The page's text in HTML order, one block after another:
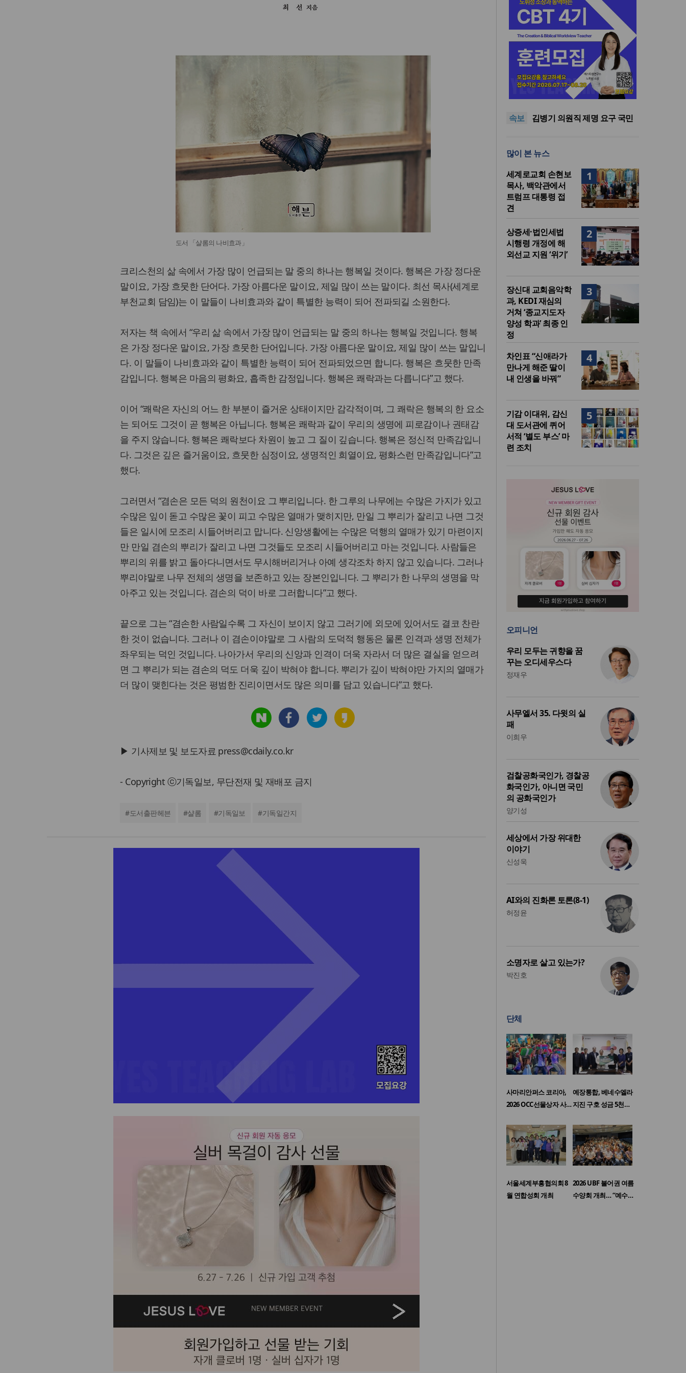
도서 「샬롬의 나비효과」
크리스천의 삶 속에서 가장 많이 언급되는 말 중의 하나는 행복일 것이다. 행복은 가장 정다운
말이요, 가장 흐뭇한 단어다. 가장 아름다운 말이요, 제일 많이 쓰는 말이다. 최선 목사(세계로
부천교회 담임)는 이 말들이 나비효과와 같이 특별한 능력이 되어 전파되길 소원한다.
저자는 책 속에서 “우리 삶 속에서 가장 많이 언급되는 말 중의 하나는 행복일 것입니다. 행복
은 가장 정다운 말이요, 가장 흐뭇한 단어입니다. 가장 아름다운 말이요, 제일 많이 쓰는 말입니
다. 이 말들이 나비효과와 같이 특별한 능력이 되어 전파되었으면 합니다. 행복은 흐뭇한 만족
감입니다. 행복은 마음의 평화요, 흡족한 감정입니다. 행복은 쾌락과는 다릅니다”고 했다.
이어 “쾌락은 자신의 어느 한 부분이 즐거운 상태이지만 감각적이며, 그 쾌락은 행복의 한 요소
는 되어도 그것이 곧 행복은 아닙니다. 행복은 쾌락과 같이 우리의 생명에 피로감이나 권태감
을 주지 않습니다. 행복은 쾌락보다 차원이 높고 그 질이 깊습니다. 행복은 정신적 만족감입니
다. 그것은 깊은 즐거움이요, 흐뭇한 심정이요, 생명적인 희열이요, 평화스런 만족감입니다”고
했다.
그러면서 “겸손은 모든 덕의 원천이요 그 뿌리입니다. 한 그루의 나무에는 수많은 가지가 있고
수많은 잎이 돋고 수많은 꽃이 피고 수많은 열매가 맺히지만, 만일 그 뿌리가 잘리고 나면 그것
들은 일시에 모조리 시들어버리고 맙니다. 신앙생활에는 수많은 덕행의 열매가 있기 마련이지
만 만일 겸손의 뿌리가 잘리고 나면 그것들도 모조리 시들어버리고 마는 것입니다. 사람들은
뿌리의 위를 밝고 돌아다니면서도 무시해버리거나 아예 생각조차 하지 않고 있습니다. 그러나
뿌리야말로 나무 전체의 생명을 보존하고 있는 장본인입니다. 그 뿌리가 한 나무의 생명을 막
아주고 있는 것입니다. 겸손의 덕이 바로 그러합니다”고 했다.
끝으로 그는 “겸손한 사람일수록 그 자신이 보이지 않고 그러기에 외모에 있어서도 결코 찬란
한 것이 없습니다. 그러나 이 겸손이야말로 그 사람의 도덕적 행동은 물론 인격과 생명 전체가
좌우되는 덕인 것입니다. 나아가서 우리의 신앙과 인격이 더욱 자라서 더 많은 결실을 얻으려
면 그 뿌리가 되는 겸손의 덕도 더욱 깊이 박혀야 합니다. 뿌리가 깊이 박혀야만 가지의 열매가
더 많이 맺힌다는 것은 평범한 진리이면서도 많은 의미를 담고 있습니다”고 했다.
▶ 기사제보 및 보도자료 press@cdaily.co.kr
- Copyright ⓒ기독일보, 무단전재 및 재배포 금지
#도서출판헤븐 #샬롬 #기독일보 #기독일간지
속보
기감 이대위, 감신대 도서관에
퀴어서적 ‘별도 부스’ 마련 조치
2026년 상반기 탈북민 입국 63
소
라’ 일부 활동 중단… “중대한 사
김병기 의원직 제명 요구 국민
위한 국가적 자산”
퀴어서적 ‘별도 부스’ 마련 조치
2026년 상반기 탈북민 입국 63
명… 전년 동기 대비 34.4% 감
소
많이 본 뉴스
1
세계로교회 손현보
목사, 백악관에서
트럼프 대통령 접
견
2
상증세·법인세법
시행령 개정에 해
외선교 지원 ‘위기’
3
장신대 교회음악학
과, KEDI 재심의
거쳐 ‘종교지도자
양성 학과’ 최종 인
정
4
차인표 “신애라가
만나게 해준 딸이
내 인생을 바꿔”
5
기감 이대위, 감신
대 도서관에 퀴어
서적 ‘별도 부스’ 마
련 조치
오피니언
우리 모두는 귀향을 꿈
꾸는 오디세우스다
정재우
사무엘서 35. 다윗의 실
패
이희우
검찰공화국인가, 경찰공
화국인가, 아니면 국민
의 공화국인가
양기성
세상에서 가장 위대한
이야기
신성욱
AI와의 진화론 토론(8-1)
허정윤
소명자로 살고 있는가?
박진호
단체
사마리안퍼스 코리아,
2026 OCC선물상자 사…
예장통합, 베네수엘라
지진 구호 성금 5천…
서울세계부흥협의회 8
월 연합성회 개최
2026 UBF 불어권 여름
수양회 개최… “예수…